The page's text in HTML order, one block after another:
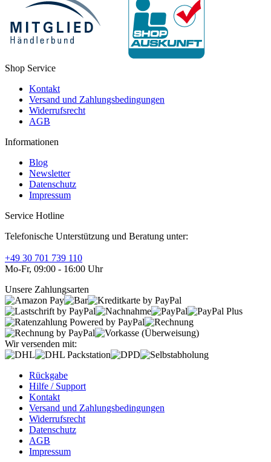
Shop Service
Kontakt
Versand und Zahlungsbedingungen
Widerrufsrecht
AGB
Informationen
Blog
Newsletter
Datenschutz
Impressum
Service Hotline
Telefonische Unterstützung und Beratung unter:
+49 30 701 739 110
Mo-Fr, 09:00 - 16:00 Uhr
Unsere Zahlungsarten
Wir versenden mit:
Rückgabe
Hilfe / Support
Kontakt
Versand und Zahlungsbedingungen
Widerrufsrecht
Datenschutz
AGB
Impressum